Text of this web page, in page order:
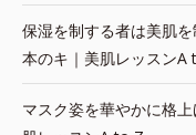
保湿を制する者は美肌
本のキ｜美肌レッスンA
マスク姿を華やかに格